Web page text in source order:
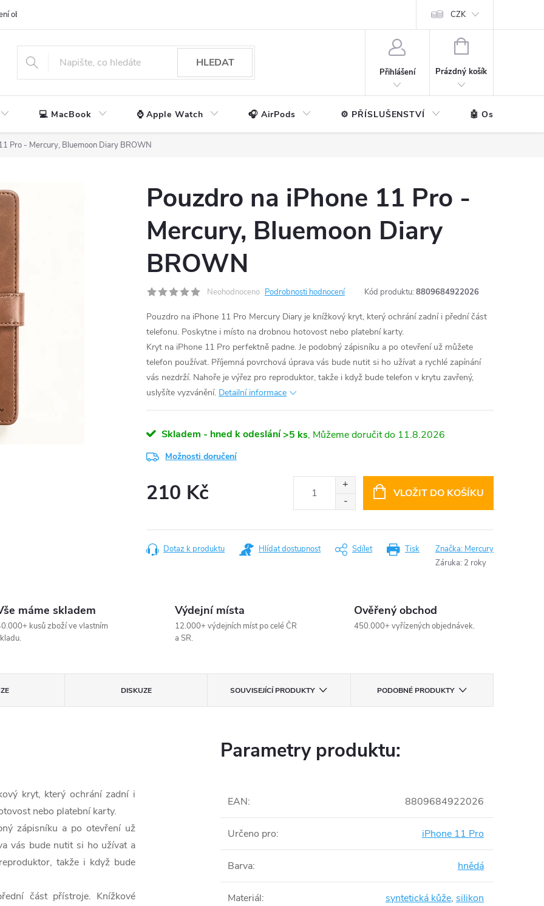
obchodu CZK
HLEDAT
Přihlášení
NÁKUPNÍ
Prázdný košík
💻 MacBook ⌚ Apple Watch 🎧 AirPods ⚙️ PŘÍSLUŠENSTVÍ 🤖 Ostatní
Pro - Mercury, Bluemoon Diary BROWN
Pouzdro na iPhone 11 Pro -
Mercury, Bluemoon Diary
BROWN
Neohodnoceno Podrobnosti hodnocení Kód produktu: 8809684922026
Pouzdro na iPhone 11 Pro Mercury Diary je knížkový kryt, který ochrání zadní i přední část
telefonu. Poskytne i místo na drobnou hotovost nebo platební karty.
Kryt na iPhone 11 Pro perfektně padne. Je podobný zápisníku a po otevření už můžete
telefon používat. Příjemná povrchová úprava vás bude nutit si ho užívat a rychlé zapínání
vás nezdrží. Nahoře je výřez pro reproduktor, takže i když bude telefon v krytu zavřený,
uslyšíte vyzvánění. Detailní informace
Skladem - hned k odeslání>5 ks 11.8.2026
Možnosti doručení
210 Kč VLOŽIT DO KOŠÍKU
Tisk
Dotaz k produktu Hlídat dostupnost Sdílet Značka: Mercury
Záruka: 2 roky
máme skladem
kusů zboží ve vlastním
Výdejní místa
12.000+ výdejních míst po celé ČR
a SR.
Ověřený obchod
450.000+ vyřízených objednávek.
DISKUZE SOUVISEJÍCÍ PRODUKTY PODOBNÉ PRODUKTY
kryt, který ochrání zadní i
nebo platební karty.
zápisníku a po otevření už
vás bude nutit si ho užívat a
takže i když bude
část přístroje. Knížkové
Parametry produktu:
EAN: 8809684922026
Určeno pro: iPhone 11 Pro
Barva: hnědá
Materiál: syntetická kůže, silikon